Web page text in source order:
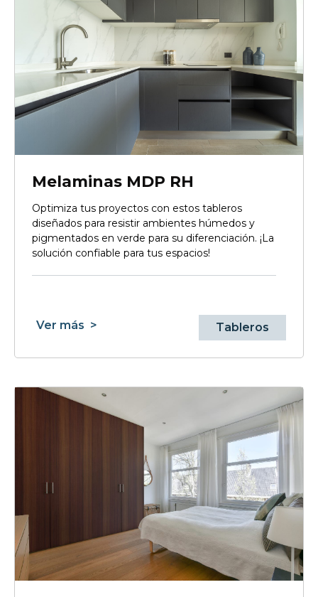
Melaminas MDP RH
Optimiza tus proyectos con estos tableros
diseñados para resistir ambientes húmedos y
pigmentados en verde para su diferenciación. ¡La
solución confiable para tus espacios!
Ver más > Tableros